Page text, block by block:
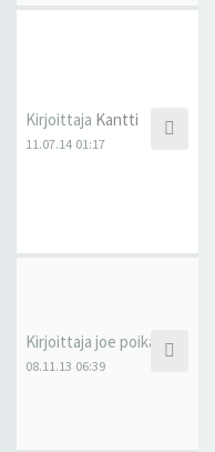
Kirjoittaja Kantti
11.07.14 01:17
Kirjoittaja joe poika
08.11.13 06:39